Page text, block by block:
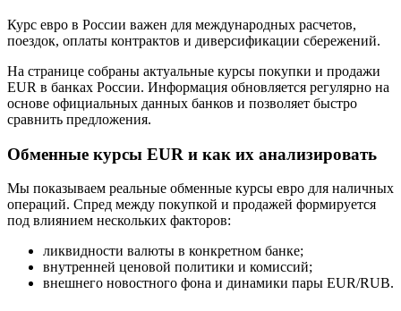
Курс евро в России важен для международных расчетов,
поездок, оплаты контрактов и диверсификации сбережений.
На странице собраны актуальные курсы покупки и продажи
EUR в банках России. Информация обновляется регулярно на
основе официальных данных банков и позволяет быстро
сравнить предложения.
Обменные курсы EUR и как их анализировать
Мы показываем реальные обменные курсы евро для наличных
операций. Спред между покупкой и продажей формируется
под влиянием нескольких факторов:
ликвидности валюты в конкретном банке;
внутренней ценовой политики и комиссий;
внешнего новостного фона и динамики пары EUR/RUB.